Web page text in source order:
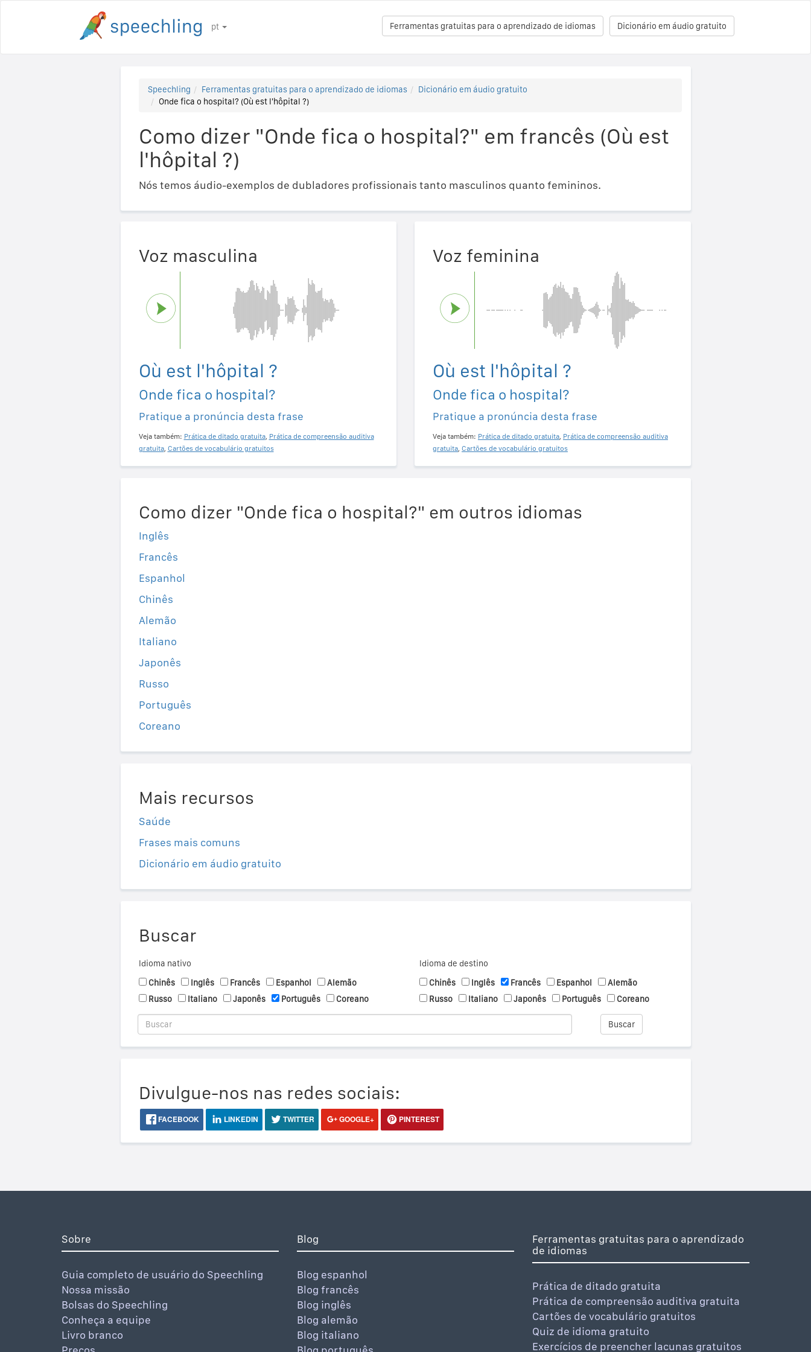
pt Dicionário em áudio gratuito
Ferramentas gratuitas para o aprendizado de idiomas
Speechling Ferramentas gratuitas para o aprendizado de idiomas
Dicionário em áudio gratuito
Onde fica o hospital? (Où est l'hôpital ?)
Como dizer "Onde fica o hospital?" em francês (Où est
l'hôpital ?)
Nós temos áudio-exemplos de dubladores profissionais tanto masculinos quanto femininos.
Voz masculina
Où est l'hôpital ?
Onde fica o hospital?
Pratique a pronúncia desta frase
Veja também: Prática de ditado gratuita, Prática de compreensão auditiva
gratuita, Cartões de vocabulário gratuitos
Voz feminina
Où est l'hôpital ?
Onde fica o hospital?
Pratique a pronúncia desta frase
Veja também: Prática de ditado gratuita, Prática de compreensão auditiva
gratuita, Cartões de vocabulário gratuitos
Como dizer "Onde fica o hospital?" em outros idiomas
Inglês
Francês
Espanhol
Chinês
Alemão
Italiano
Japonês
Russo
Português
Coreano
Mais recursos
Saúde
Frases mais comuns
Dicionário em áudio gratuito
Buscar
Idioma nativo
Chinês
Inglês Francês Espanhol
Alemão
Russo
Italiano Japonês Português Coreano
Idioma de destino
Chinês
Inglês Francês Espanhol
Alemão
Russo
Italiano Japonês Português Coreano
Buscar
Divulgue-nos nas redes sociais:
FACEBOOK LINKEDIN TWITTER GOOGLE+ PINTEREST
Sobre
Guia completo de usuário do Speechling
Nossa missão
Bolsas do Speechling
Conheça a equipe
Livro branco
Blog
Blog espanhol
Blog francês
Blog inglês
Blog alemão
Blog italiano
Ferramentas gratuitas para o aprendizado
de idiomas
Prática de ditado gratuita
Prática de compreensão auditiva gratuita
Cartões de vocabulário gratuitos
Quiz de idioma gratuito
Exercícios de preencher lacunas gratuitos